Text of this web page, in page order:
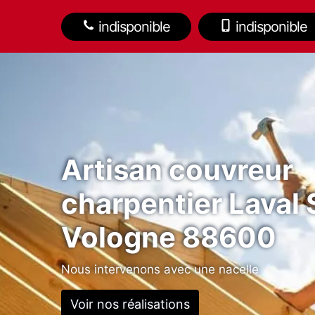
indisponible indisponible
Artisan couvreur
charpentier Laval
Vologne 88600
Nous intervenons avec une nacelle
Voir nos réalisations